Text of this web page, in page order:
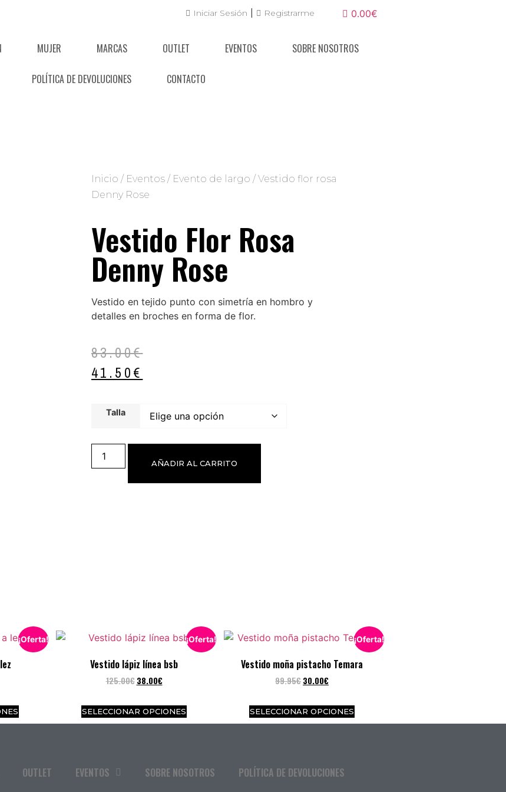
Iniciar Sesión Registrarme 0.00€
MUJER MARCAS OUTLET EVENTOS SOBRE NOSOTROS
POLÍTICA DE DEVOLUCIONES CONTACTO
Inicio / Eventos / Evento de largo / Vestido flor rosa
Denny Rose
Vestido Flor Rosa
Denny Rose
Vestido en tejido punto con simetría en hombro y
detalles en broches en forma de flor.
83.00€
41.50€
Talla
AÑADIR AL CARRITO
¡Oferta! ¡Oferta!
Vestido lápiz línea bsb
125.00€ 38.00€
SELECCIONAR OPCIONES
¡Oferta!
Vestido moña pistacho Temara
99.95€ 30.00€
SELECCIONAR OPCIONES
OUTLET EVENTOS SOBRE NOSOTROS POLÍTICA DE DEVOLUCIONES